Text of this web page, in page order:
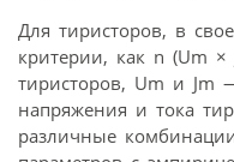
Для тиристоров, в
критерии, как n (Um
тиристоров, Um и Jm
напряжения и тока
различные